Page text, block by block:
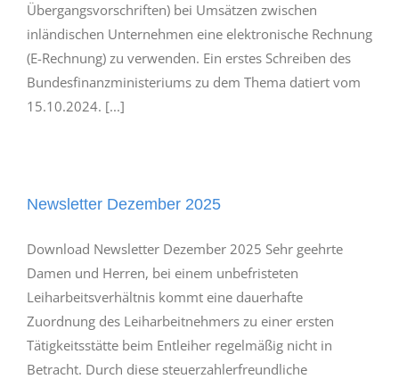
Übergangsvorschriften) bei Umsätzen zwischen
inländischen Unternehmen eine elektronische Rechnung
(E-Rechnung) zu verwenden. Ein erstes Schreiben des
Bundesfinanzministeriums zu dem Thema datiert vom
15.10.2024. [...]
Newsletter Dezember 2025
Download Newsletter Dezember 2025 Sehr geehrte
Damen und Herren, bei einem unbefristeten
Leiharbeitsverhältnis kommt eine dauerhafte
Zuordnung des Leiharbeitnehmers zu einer ersten
Tätigkeitsstätte beim Entleiher regelmäßig nicht in
Betracht. Durch diese steuerzahlerfreundliche